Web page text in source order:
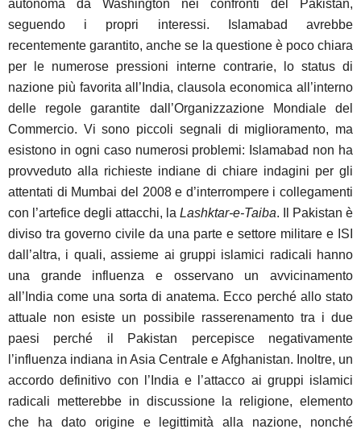
autonoma da Washington nei confronti del Pakistan,
seguendo i propri interessi. Islamabad avrebbe
recentemente garantito, anche se la questione è poco chiara
per le numerose pressioni interne contrarie, lo status di
nazione più favorita all’India, clausola economica all’interno
delle regole garantite dall’Organizzazione Mondiale del
Commercio. Vi sono piccoli segnali di miglioramento, ma
esistono in ogni caso numerosi problemi: Islamabad non ha
provveduto alla richieste indiane di chiare indagini per gli
attentati di Mumbai del 2008 e d’interrompere i collegamenti
con l’artefice degli attacchi, la Lashktar-e-Taiba. Il Pakistan è
diviso tra governo civile da una parte e settore militare e ISI
dall’altra, i quali, assieme ai gruppi islamici radicali hanno
una grande influenza e osservano un avvicinamento
all’India come una sorta di anatema. Ecco perché allo stato
attuale non esiste un possibile rasserenamento tra i due
paesi perché il Pakistan percepisce negativamente
l’influenza indiana in Asia Centrale e Afghanistan. Inoltre, un
accordo definitivo con l’India e l’attacco ai gruppi islamici
radicali metterebbe in discussione la religione, elemento
che ha dato origine e legittimità alla nazione, nonché